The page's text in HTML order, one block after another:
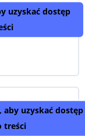
uzyskać dostęp
aby uzyskać dostęp
treści